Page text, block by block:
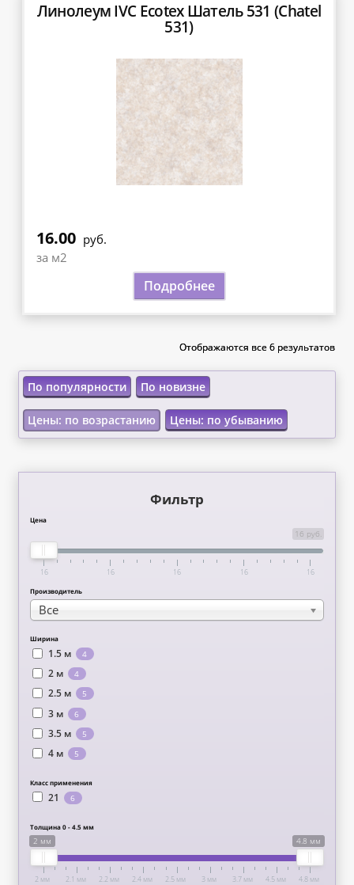
Линолеум IVC Ecotex Шатель 531 (Chatel
531)
16.00 руб.
за м2
Подробнее
По популярности По новизне
Цены: по возрастанию Цены: по убыванию
Отображаются все 6 результатов
Отображаются все 6 результатов
Фильтр
Цена
16 руб.
16 16 16 16 16
Производитель
Все
Ширина
1.5 м 4
2 м 4
2.5 м 5
3 м 6
3.5 м 5
4 м 5
Класс применения
21 6
Толщина 0 - 4.5 мм
2 мм 4.8 мм
2 мм 2.1 мм 2.2 мм 2.4 мм 2.5 мм 3 мм 3.7 мм 4.5 мм 4.8 мм